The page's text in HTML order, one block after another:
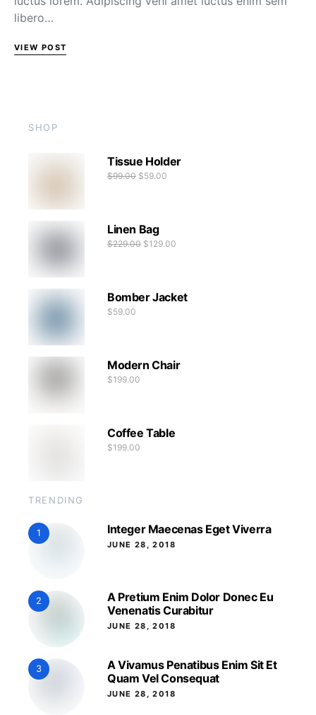
libero…
VIEW POST
SHOP
Tissue Holder
$99.00 $59.00
Linen Bag
$229.00 $129.00
Bomber Jacket
$59.00
Modern Chair
$199.00
Coffee Table
$199.00
TRENDING
1 Integer Maecenas Eget Viverra
JUNE 28, 2018
2
A Pretium Enim Dolor Donec Eu
Venenatis Curabitur
JUNE 28, 2018
3
A Vivamus Penatibus Enim Sit Et
Quam Vel Consequat
JUNE 28, 2018